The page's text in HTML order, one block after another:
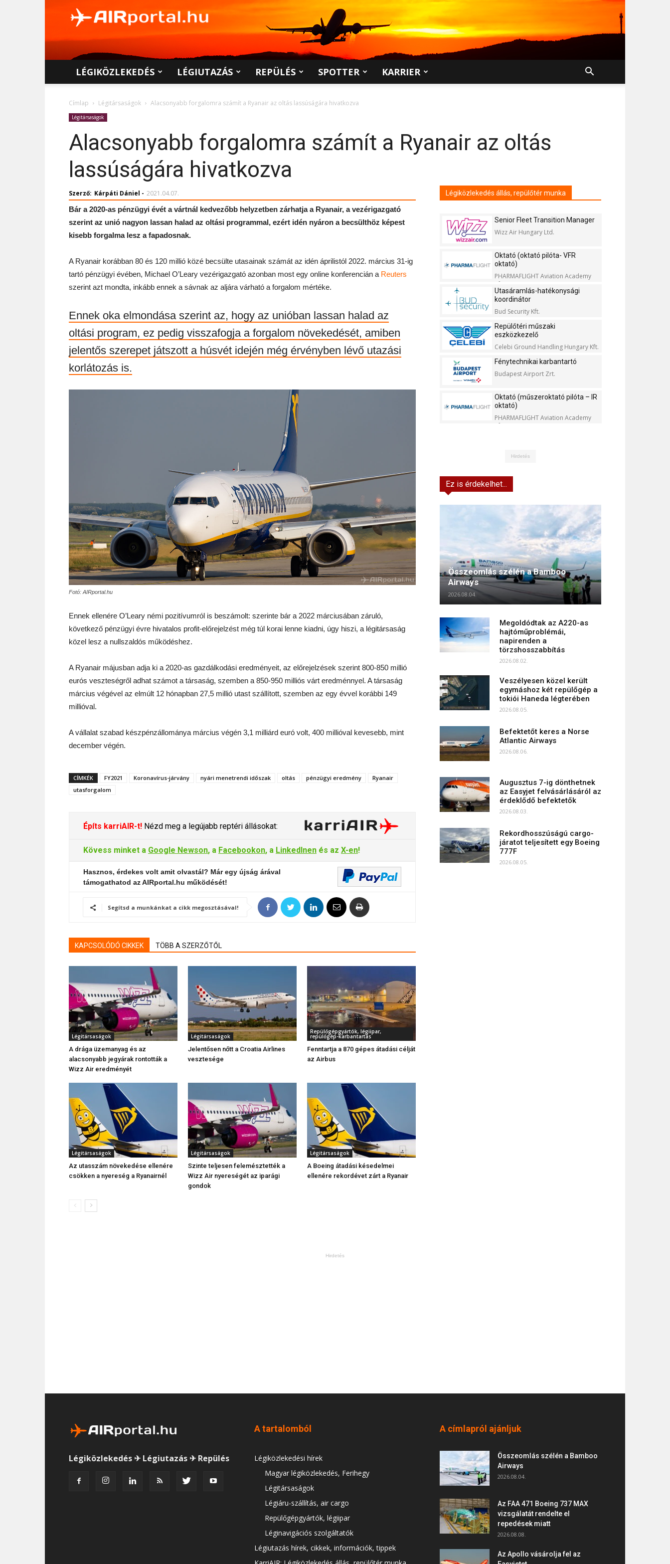
LÉGIKÖZLEKEDÉS LÉGIUTAZÁS REPÜLÉS SPOTTER KARRIER
Címlap Légitársaságok Alacsonyabb forgalomra számít a Ryanair az oltás lassúságára hivatkozva
Légitársaságok
Alacsonyabb forgalomra számít a Ryanair az oltás
lassúságára hivatkozva
Szerző: Kárpáti Dániel - 2021.04.07.
Bár a 2020-as pénzügyi évét a vártnál kedvezőbb helyzetben zárhatja a Ryanair, a vezérigazgató
szerint az unió nagyon lassan halad az oltási programmal, ezért idén nyáron a becsülthöz képest
kisebb forgalma lesz a fapadosnak.
A Ryanair korábban 80 és 120 millió közé becsülte utasainak számát az idén áprilistól 2022. március 31-ig
tartó pénzügyi évében, Michael O’Leary vezérigazgató azonban most egy online konferencián a Reuters
szerint azt mondta, inkább ennek a sávnak az aljára várható a forgalom mértéke.
Ennek oka elmondása szerint az, hogy az unióban lassan halad az
oltási program, ez pedig visszafogja a forgalom növekedését, amiben
jelentős szerepet játszott a húsvét idején még érvényben lévő utazási
korlátozás is.
Fotó: AIRportal.hu
Ennek ellenére O’Leary némi pozitívumról is beszámolt: szerinte bár a 2022 márciusában záruló,
következő pénzügyi évre hivatalos profit-előrejelzést még túl korai lenne kiadni, úgy hiszi, a légitársaság
közel lesz a nullszaldós működéshez.
A Ryanair májusban adja ki a 2020-as gazdálkodási eredményeit, az előrejelzések szerint 800-850 millió
eurós veszteségről adhat számot a társaság, szemben a 850-950 milliós várt eredménnyel. A társaság
március végével az elmúlt 12 hónapban 27,5 millió utast szállított, szemben az egy évvel korábbi 149
millióval.
A vállalat szabad készpénzállománya március végén 3,1 milliárd euró volt, 400 millióval kevesebb, mint
december végén.
CÍMKÉK FY2021 Koronavírus-járvány nyári menetrendi időszak oltás pénzügyi eredmény
Ryanair
utasforgalom
Építs karriAIR-t! Nézd meg a legújabb reptéri állásokat:
Kövess minket a Google Newson, a Facebookon, a LinkedInen és az X-en!
Hasznos, érdekes volt amit olvastál? Már egy újság árával
támogathatod az AIRportal.hu működését!
Segítsd a munkánkat a cikk megosztásával!
KAPCSOLÓDÓ CIKKEK TÖBB A SZERZŐTŐL
Légitársaságok
A drága üzemanyag és az
alacsonyabb jegyárak rontották a
Wizz Air eredményét
Légitársaságok
Jelentősen nőtt a Croatia Airlines
vesztesége
Repülőgépgyártók, légiipar,
repülőgép-karbantartás
Fenntartja a 870 gépes átadási célját
az Airbus
Légitársaságok
Az utasszám növekedése ellenére
csökken a nyereség a Ryanairnél
Légitársaságok
Szinte teljesen felemésztették a
Wizz Air nyereségét az iparági
gondok
Légitársaságok
A Boeing átadási késedelmei
ellenére rekordévet zárt a Ryanair
Légiközlekedés állás, repülőtér munka
Senior Fleet Transition Manager
Wizz Air Hungary Ltd.
Oktató (oktató pilóta- VFR
oktató)
PHARMAFLIGHT Aviation Academy
Kft.
Utasáramlás-hatékonysági
koordinátor
Bud Security Kft.
Repülőtéri műszaki
eszközkezelő
Celebi Ground Handling Hungary Kft.
Fénytechnikai karbantartó
Budapest Airport Zrt.
Oktató (műszeroktató pilóta – IR
oktató)
PHARMAFLIGHT Aviation Academy
Kft.
Hirdetés
Ez is érdekelhet...
Összeomlás szélén a Bamboo
Airways
2026.08.04.
Megoldódtak az A220-as
hajtóműproblémái,
napirenden a
törzshosszabbítás
2026.08.02.
Veszélyesen közel került
egymáshoz két repülőgép a
tokiói Haneda légterében
2026.08.05.
Befektetőt keres a Norse
Atlantic Airways
2026.08.06.
Augusztus 7-ig dönthetnek
az Easyjet felvásárlásáról az
érdeklődő befektetők
2026.08.03.
Rekordhosszúságú cargo-
járatot teljesített egy Boeing
777F
2026.08.05.
Hirdetés
Légiközlekedés ✈ Légiutazás ✈ Repülés
A tartalomból
Légiközlekedési hírek
Magyar légiközlekedés, Ferihegy
Légitársaságok
Légiáru-szállítás, air cargo
Repülőgépgyártók, légiipar
Léginavigációs szolgáltatók
Légiutazás hírek, cikkek, információk, tippek
A címlapról ajánljuk
Összeomlás szélén a Bamboo
Airways
2026.08.04.
Az FAA 471 Boeing 737 MAX
vizsgálatát rendelte el
repedések miatt
2026.08.08.
Az Apollo vásárolja fel az